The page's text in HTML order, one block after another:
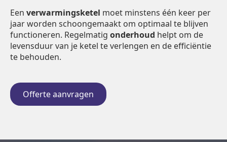
Een verwarmingsketel moet minstens één keer per
jaar worden schoongemaakt om optimaal te blijven
functioneren. Regelmatig onderhoud helpt om de
levensduur van je ketel te verlengen en de efficiëntie
te behouden.
Offerte aanvragen